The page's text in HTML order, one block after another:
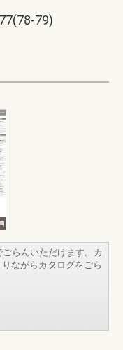
79)
らんいただけます。カ
ながらカタログをごら